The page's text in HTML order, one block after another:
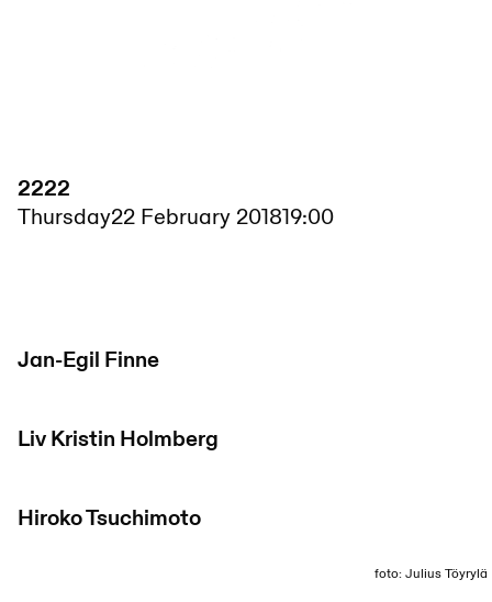
2222
Thursday22 February 201819:00
Jan-Egil Finne
Liv Kristin Holmberg
Hiroko Tsuchimoto
foto: Julius Töyrylä